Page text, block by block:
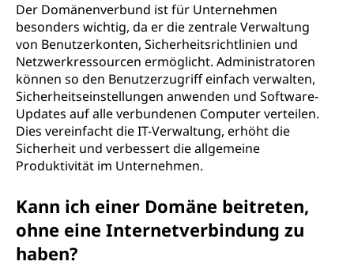
Der Domänenverbund ist für Unternehmen
besonders wichtig, da er die zentrale Verwaltung
von Benutzerkonten, Sicherheitsrichtlinien und
Netzwerkressourcen ermöglicht. Administratoren
können so den Benutzerzugriff einfach verwalten,
Sicherheitseinstellungen anwenden und Software-
Updates auf alle verbundenen Computer verteilen.
Dies vereinfacht die IT-Verwaltung, erhöht die
Sicherheit und verbessert die allgemeine
Produktivität im Unternehmen.
Kann ich einer Domäne beitreten,
ohne eine Internetverbindung zu
haben?